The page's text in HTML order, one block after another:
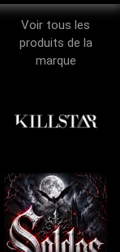
Voir tous les
produits de la
marque